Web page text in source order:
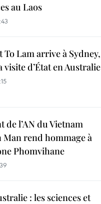
au Laos
Lam arrive à Sydney,
visite d’État en Australie
de l’AN du Vietnam
rend hommage à
Phomvihane
: les sciences et